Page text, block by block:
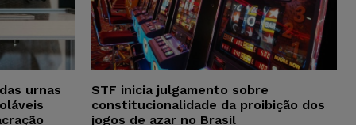
urnas
STF inicia julgamento sobre
constitucionalidade da proibição dos
jogos de azar no Brasil